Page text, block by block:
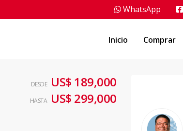
WhatsApp
Inicio Comprar
DESDE US$ 189,000
HASTA US$ 299,000